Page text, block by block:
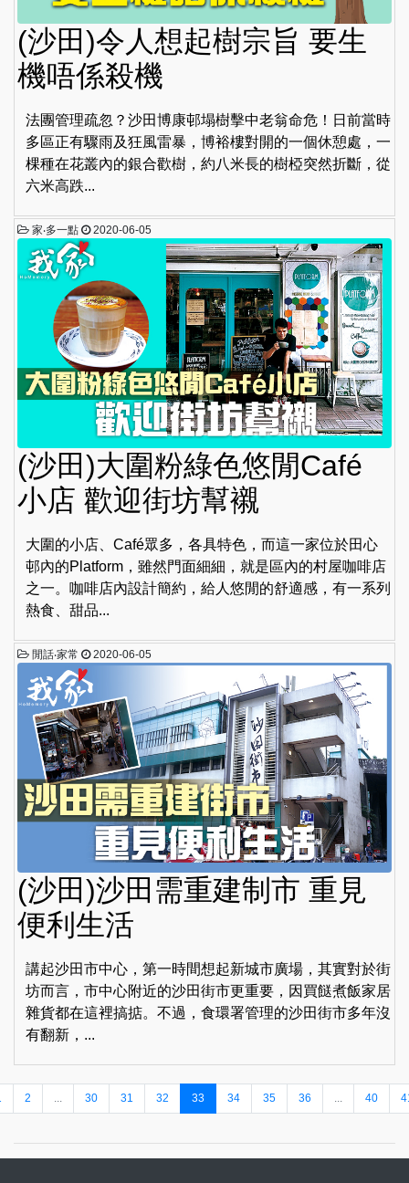
(沙田)令人想起樹宗旨 要生
機唔係殺機
法團管理疏忽？沙田博康邨塌樹擊中老翁命危！日前當時
多區正有驟雨及狂風雷暴，博裕樓對開的一個休憩處，一
棵種在花叢內的銀合歡樹，約八米長的樹椏突然折斷，從
六米高跌...
家‧多一點 2020-06-05
(沙田)大圍粉綠色悠閒Café
小店 歡迎街坊幫襯
大圍的小店、Café眾多，各具特色，而這一家位於田心
邨內的Platform，雖然門面細細，就是區內的村屋咖啡店
之一。咖啡店內設計簡約，給人悠閒的舒適感，有一系列
熱食、甜品...
閒話‧家常 2020-06-05
(沙田)沙田需重建制市 重見
便利生活
講起沙田市中心，第一時間想起新城市廣場，其實對於街
坊而言，市中心附近的沙田街市更重要，因買餸煮飯家居
雜貨都在這裡搞掂。不過，食環署管理的沙田街市多年沒
有翻新，...
2 30 31 32 33 34 35 36 40